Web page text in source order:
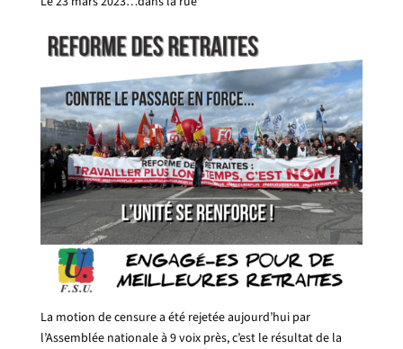
La motion de censure a été rejetée aujourd’hui par
l’Assemblée nationale à 9 voix près, c’est le résultat de la